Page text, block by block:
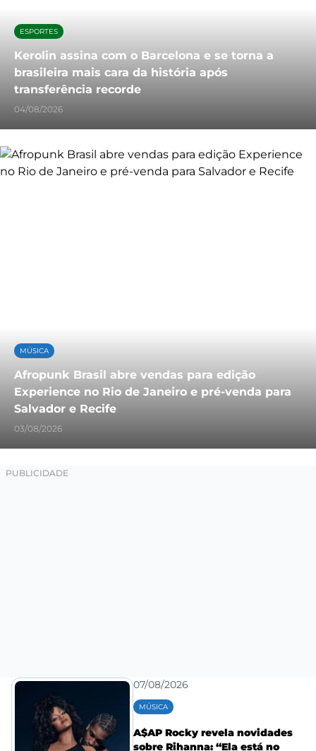
ESPORTES
Kerolin assina com o Barcelona e se torna a
brasileira mais cara da história após
transferência recorde
04/08/2026
MÚSICA
Afropunk Brasil abre vendas para edição
Experience no Rio de Janeiro e pré-venda para
Salvador e Recife
03/08/2026
07/08/2026
MÚSICA
A$AP Rocky revela novidades
sobre Rihanna: “Ela está no